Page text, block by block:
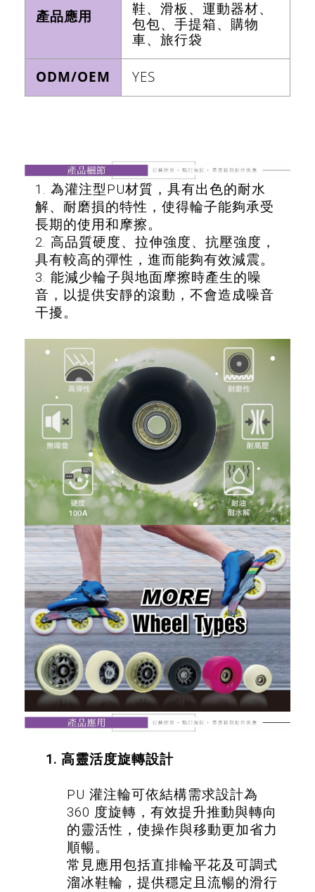
產品應用
鞋、滑板、運動器材、
包包、手提箱、購物
車、旅行袋
ODM/OEM YES
1. 為灌注型PU材質，具有出色的耐水
解、耐磨損的特性，使得輪子能夠承受
長期的使用和摩擦。
2. 高品質硬度、拉伸強度、抗壓強度，
具有較高的彈性，進而能夠有效減震。
3. 能減少輪子與地面摩擦時產生的噪
音，以提供安靜的滾動，不會造成噪音
干擾。
1. 高靈活度旋轉設計
PU 灌注輪可依結構需求設計為
360 度旋轉，有效提升推動與轉向
的靈活性，使操作與移動更加省力
順暢。
常見應用包括直排輪平花及可調式
溜冰鞋輪，提供穩定且流暢的滑行